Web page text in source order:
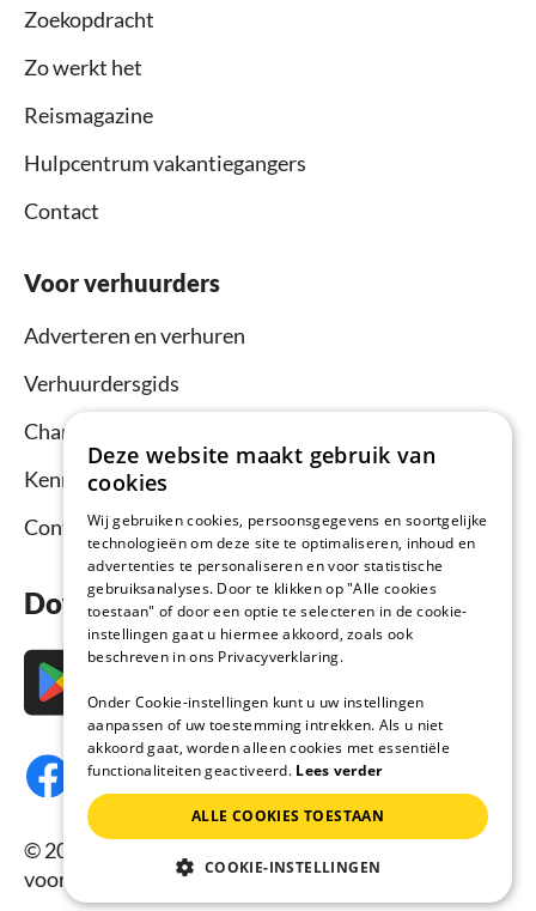
Zoekopdracht
Zo werkt het
Reismagazine
Hulpcentrum vakantiegangers
Contact
Voor verhuurders
Adverteren en verhuren
Verhuurdersgids
Channel Manager
Kennisbank verhuurders
Contact
Download nu de app
© 2026 Vakantiehuisnu.nl, Alle rechten
voorbehouden.
Deze website maakt gebruik van
cookies
Wij gebruiken cookies, persoonsgegevens en soortgelijke
technologieën om deze site te optimaliseren, inhoud en
advertenties te personaliseren en voor statistische
gebruiksanalyses. Door te klikken op "Alle cookies
toestaan" of door een optie te selecteren in de cookie-
instellingen gaat u hiermee akkoord, zoals ook
beschreven in ons Privacyverklaring.
Onder Cookie-instellingen kunt u uw instellingen
aanpassen of uw toestemming intrekken. Als u niet
akkoord gaat, worden alleen cookies met essentiële
functionaliteiten geactiveerd. Lees verder
ALLE COOKIES TOESTAAN
COOKIE-INSTELLINGEN